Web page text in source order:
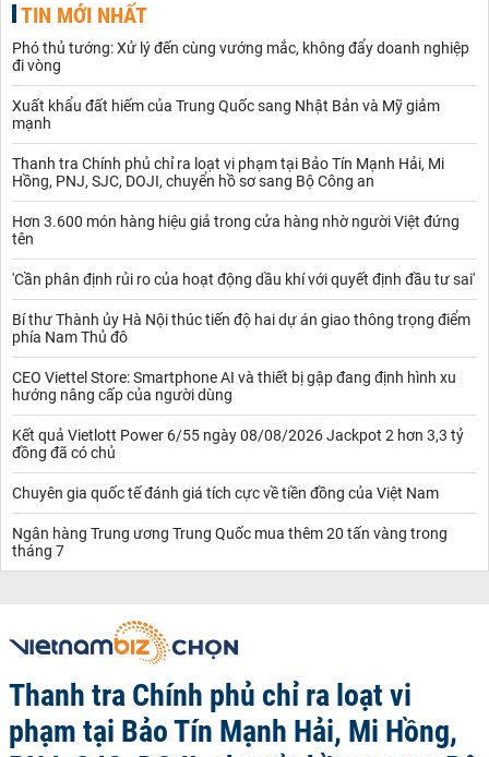
TIN MỚI NHẤT
Phó thủ tướng: Xử lý đến cùng vướng mắc, không đẩy doanh nghiệp
đi vòng
Xuất khẩu đất hiếm của Trung Quốc sang Nhật Bản và Mỹ giảm
mạnh
Thanh tra Chính phủ chỉ ra loạt vi phạm tại Bảo Tín Mạnh Hải, Mi
Hồng, PNJ, SJC, DOJI, chuyển hồ sơ sang Bộ Công an
Hơn 3.600 món hàng hiệu giả trong cửa hàng nhờ người Việt đứng
tên
'Cần phân định rủi ro của hoạt động dầu khí với quyết định đầu tư sai'
Bí thư Thành ủy Hà Nội thúc tiến độ hai dự án giao thông trọng điểm
phía Nam Thủ đô
CEO Viettel Store: Smartphone AI và thiết bị gập đang định hình xu
hướng nâng cấp của người dùng
Kết quả Vietlott Power 6/55 ngày 08/08/2026 Jackpot 2 hơn 3,3 tỷ
đồng đã có chủ
Chuyên gia quốc tế đánh giá tích cực về tiền đồng của Việt Nam
Ngân hàng Trung ương Trung Quốc mua thêm 20 tấn vàng trong
tháng 7
Thanh tra Chính phủ chỉ ra loạt vi
phạm tại Bảo Tín Mạnh Hải, Mi Hồng,